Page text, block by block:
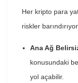
Her kripto para
riskler
Ana Ağ
konusundaki
yol açabilir.